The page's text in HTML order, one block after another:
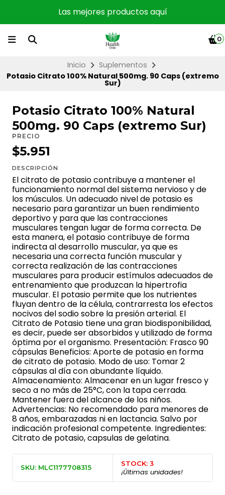
Las mejores productos aquí
0
Inicio
Suplementos
Potasio Citrato 100% Natural 500mg. 90 Caps (extremo
Sur)
Potasio Citrato 100% Natural
500mg. 90 Caps (extremo Sur)
PRECIO
$5.951
DESCRIPCIÓN
El citrato de potasio contribuye a mantener el
funcionamiento normal del sistema nervioso y de
los músculos. Un adecuado nivel de potasio es
necesario para garantizar un buen rendimiento
deportivo y para que las contracciones
musculares tengan lugar de forma correcta. De
esta manera, el potasio contribuye de forma
indirecta al desarrollo muscular, ya que es
necesaria una correcta función muscular y
correcta realización de las contracciones
musculares para producir estímulos adecuados de
entrenamiento que produzcan la hipertrofia
muscular. El potasio permite que los nutrientes
fluyan dentro de la célula, contrarresta los efectos
nocivos del sodio sobre la presión arterial. El
Citrato de Potasio tiene una gran biodisponibilidad,
es decir, puede ser absorbidos y utilizado de forma
óptima por el organismo. Presentación: Frasco 90
cápsulas Beneficios: Aporte de potasio en forma
de citrato de potasio. Modo de uso: Tomar 2
cápsulas al día con abundante líquido.
Almacenamiento: Almacenar en un lugar fresco y
seco a no más de 25°C, con la tapa cerrada.
Mantener fuera del alcance de los niños.
Advertencias: No recomendado para menores de
8 años, embarazadas ni en lactancia. Salvo por
indicación profesional competente. Ingredientes:
Citrato de potasio, capsulas de gelatina.
SKU: MLC1177708315
STOCK: 3
¡Últimas unidades!